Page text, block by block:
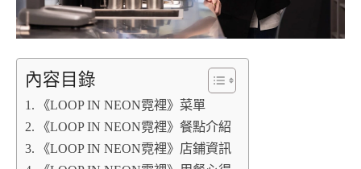
內容目錄
《LOOP IN NEON霓裡》菜單
《LOOP IN NEON霓裡》餐點介紹
《LOOP IN NEON霓裡》店鋪資訊